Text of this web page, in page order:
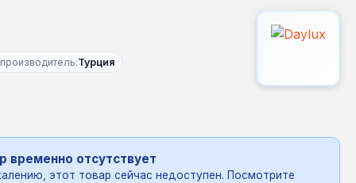
Турция
временно отсутствует
этот товар сейчас недоступен. Посмотрите